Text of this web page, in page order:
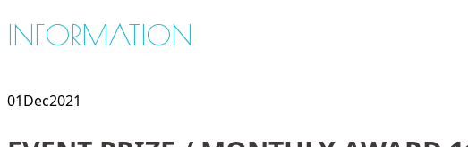
INFORMATION
01Dec2021